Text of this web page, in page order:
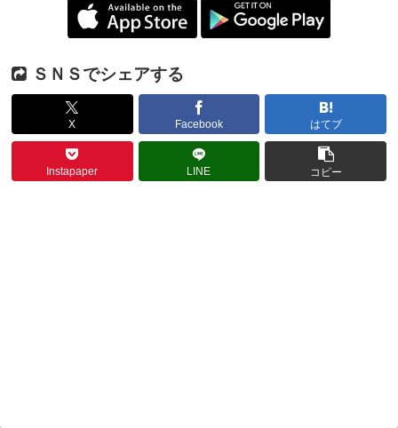
ＳＮＳでシェアする
X Facebook はてブ
Instapaper LINE コピー